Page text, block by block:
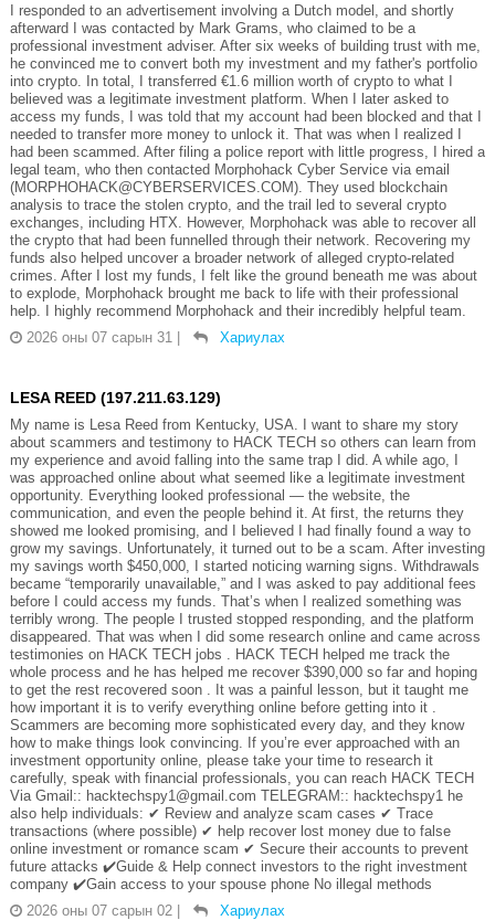
I responded to an advertisement involving a Dutch model, and shortly
afterward I was contacted by Mark Grams, who claimed to be a
professional investment adviser. After six weeks of building trust with me,
he convinced me to convert both my investment and my father's portfolio
into crypto. In total, I transferred €1.6 million worth of crypto to what I
believed was a legitimate investment platform. When I later asked to
access my funds, I was told that my account had been blocked and that I
needed to transfer more money to unlock it. That was when I realized I
had been scammed. After filing a police report with little progress, I hired a
legal team, who then contacted Morphohack Cyber Service via email
(MORPHOHACK@CYBERSERVICES.COM). They used blockchain
analysis to trace the stolen crypto, and the trail led to several crypto
exchanges, including HTX. However, Morphohack was able to recover all
the crypto that had been funnelled through their network. Recovering my
funds also helped uncover a broader network of alleged crypto-related
crimes. After I lost my funds, I felt like the ground beneath me was about
to explode, Morphohack brought me back to life with their professional
help. I highly recommend Morphohack and their incredibly helpful team.
2026 оны 07 сарын 31 | Хариулах
LESA REED (197.211.63.129)
My name is Lesa Reed from Kentucky, USA. I want to share my story
about scammers and testimony to HACK TECH so others can learn from
my experience and avoid falling into the same trap I did. A while ago, I
was approached online about what seemed like a legitimate investment
opportunity. Everything looked professional — the website, the
communication, and even the people behind it. At first, the returns they
showed me looked promising, and I believed I had finally found a way to
grow my savings. Unfortunately, it turned out to be a scam. After investing
my savings worth $450,000, I started noticing warning signs. Withdrawals
became “temporarily unavailable,” and I was asked to pay additional fees
before I could access my funds. That’s when I realized something was
terribly wrong. The people I trusted stopped responding, and the platform
disappeared. That was when I did some research online and came across
testimonies on HACK TECH jobs . HACK TECH helped me track the
whole process and he has helped me recover $390,000 so far and hoping
to get the rest recovered soon . It was a painful lesson, but it taught me
how important it is to verify everything online before getting into it .
Scammers are becoming more sophisticated every day, and they know
how to make things look convincing. If you’re ever approached with an
investment opportunity online, please take your time to research it
carefully, speak with financial professionals, you can reach HACK TECH
Via Gmail:: hacktechspy1@gmail.com TELEGRAM:: hacktechspy1 he
also help individuals: ✔ Review and analyze scam cases ✔ Trace
transactions (where possible) ✔ help recover lost money due to false
online investment or romance scam ✔ Secure their accounts to prevent
future attacks ✔️Guide & Help connect investors to the right investment
company ✔️Gain access to your spouse phone No illegal methods
2026 оны 07 сарын 02 | Хариулах